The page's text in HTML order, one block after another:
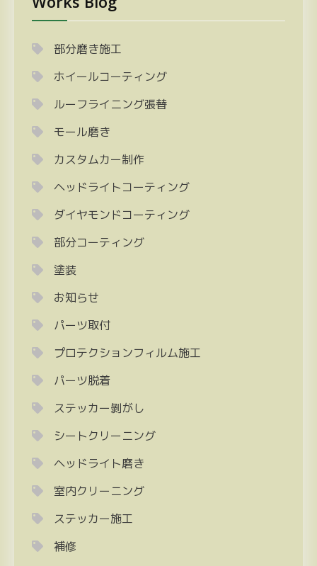
ペ
ジ
送
り
部分磨き施工
ホイールコーティング
ルーフライニング張替
モール磨き
カスタムカー制作
ヘッドライトコーティング
ダイヤモンドコーティング
部分コーティング
塗装
お知らせ
パーツ取付
プロテクションフィルム施工
パーツ脱着
ステッカー剝がし
シートクリーニング
ヘッドライト磨き
室内クリーニング
ステッカー施工
補修